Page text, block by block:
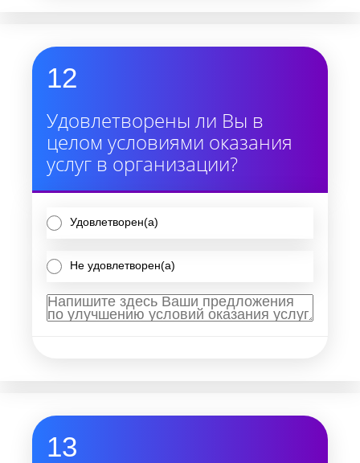
12
Удовлетворены ли Вы в
целом условиями оказания
услуг в организации?
Удовлетворен(а)
Не удовлетворен(а)
13